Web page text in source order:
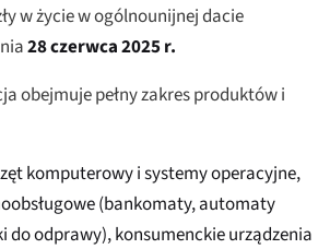
w życie w ogólnounijnej dacie
28 czerwca 2025 r.
obejmuje pełny zakres produktów i
komputerowy i systemy operacyjne,
(bankomaty, automaty
do odprawy), konsumenckie urządzenia